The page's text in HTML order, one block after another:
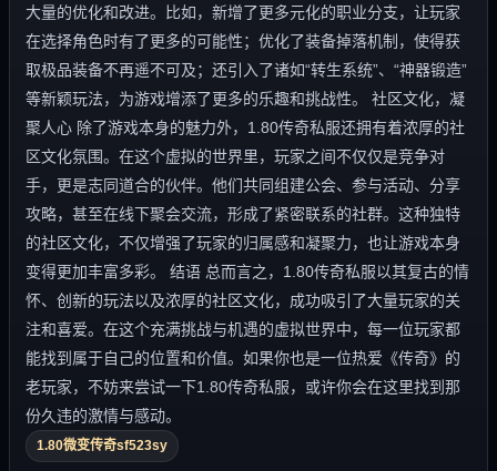
大量的优化和改进。比如，新增了更多元化的职业分支，让玩家
在选择角色时有了更多的可能性；优化了装备掉落机制，使得获
取极品装备不再遥不可及；还引入了诸如“转生系统”、“神器锻造”
等新颖玩法，为游戏增添了更多的乐趣和挑战性。 社区文化，凝
聚人心 除了游戏本身的魅力外，1.80传奇私服还拥有着浓厚的社
区文化氛围。在这个虚拟的世界里，玩家之间不仅仅是竞争对
手，更是志同道合的伙伴。他们共同组建公会、参与活动、分享
攻略，甚至在线下聚会交流，形成了紧密联系的社群。这种独特
的社区文化，不仅增强了玩家的归属感和凝聚力，也让游戏本身
变得更加丰富多彩。 结语 总而言之，1.80传奇私服以其复古的情
怀、创新的玩法以及浓厚的社区文化，成功吸引了大量玩家的关
注和喜爱。在这个充满挑战与机遇的虚拟世界中，每一位玩家都
能找到属于自己的位置和价值。如果你也是一位热爱《传奇》的
老玩家，不妨来尝试一下1.80传奇私服，或许你会在这里找到那
份久违的激情与感动。
1.80微变传奇sf523sy